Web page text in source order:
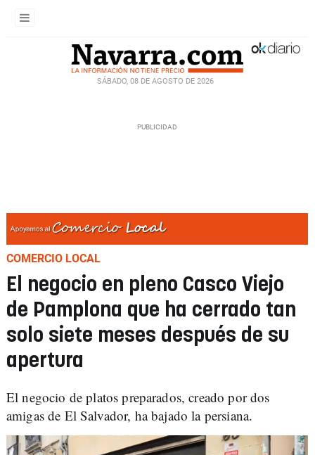
SÁBADO, 08 DE AGOSTO DE 2026
COMERCIO LOCAL
El negocio en pleno Casco Viejo
de Pamplona que ha cerrado tan
solo siete meses después de su
apertura
El negocio de platos preparados, creado por dos
amigas de El Salvador, ha bajado la persiana.